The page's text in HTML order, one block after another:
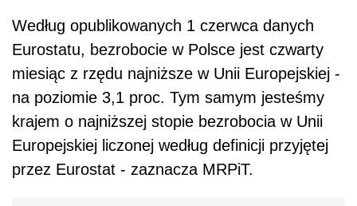
Według opublikowanych 1 czerwca danych
Eurostatu, bezrobocie w Polsce jest czwarty
miesiąc z rzędu najniższe w Unii Europejskiej -
na poziomie 3,1 proc. Tym samym jesteśmy
krajem o najniższej stopie bezrobocia w Unii
Europejskiej liczonej według definicji przyjętej
przez Eurostat - zaznacza MRPiT.